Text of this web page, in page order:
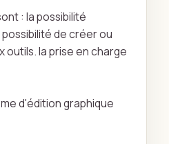
: la possibilité
de créer ou
la prise en charge
d'édition graphique